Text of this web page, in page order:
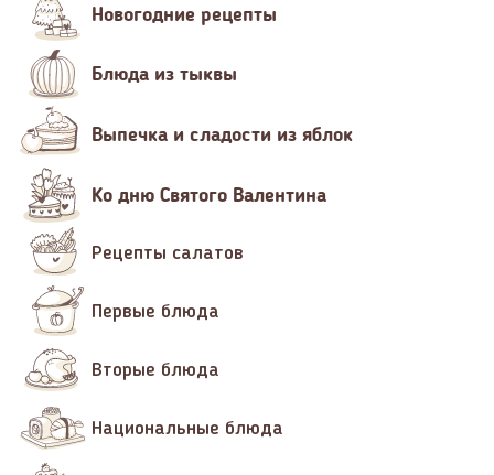
Новогодние рецепты
Блюда из тыквы
Выпечка и сладости из яблок
Ко дню Святого Валентина
Рецепты салатов
Первые блюда
Вторые блюда
Национальные блюда